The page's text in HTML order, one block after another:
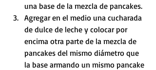
una base de la mezcla de pancakes.
Agregar en el medio una cucharada
de dulce de leche y colocar por
encima otra parte de la mezcla de
pancakes del mismo diámetro que
la base armando un mismo pancake